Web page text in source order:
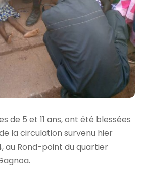
de 5 et 11 ans, ont été blessées
la circulation survenu hier
au Rond-point du quartier